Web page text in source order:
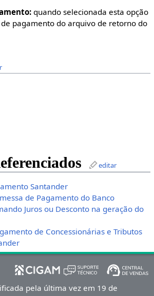
quando selecionada esta opção
pagamento do arquivo de retorno do
editar
Santander
de Pagamento do Banco
Juros ou Desconto na geração do
de Concessionárias e Tributos
pela última vez em 19 de